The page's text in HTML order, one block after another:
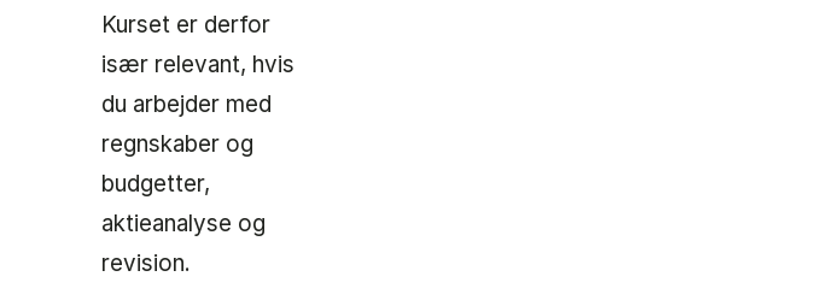
Kurset er derfor
især relevant, hvis
du arbejder med
regnskaber og
budgetter,
aktieanalyse og
revision.